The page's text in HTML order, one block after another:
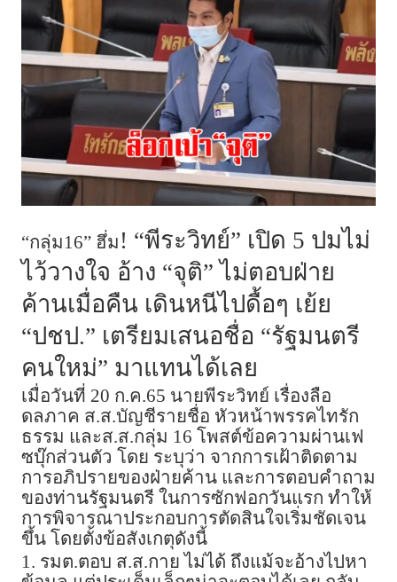
“กลุ่ม16” ฮึ่ม ! “พีระวิทย์” เปิด 5 ปมไม่
ไว้วางใจ อ้าง “จุติ” ไม่ตอบฝ่าย
ค้านเมื่อคืน เดินหนีไปดื้อๆ เย้ย
“ปชป.” เตรียมเสนอชื่อ “รัฐมนตรี
คนใหม่” มาแทนได้เลย
เมื่อวันที่ 20 ก.ค.65 นายพีระวิทย์ เรื่องลือ
ดลภาค ส.ส.บัญชีรายชื่อ หัวหน้าพรรคไทรัก
ธรรม และส.ส.กลุ่ม 16 โพสต์ข้อความผ่านเฟ
ซบุ๊กส่วนตัว โดย ระบุว่า จากการเฝ้าติดตาม
การอภิปรายของฝ่ายค้าน และการตอบคำถาม
ของท่านรัฐมนตรี ในการซักฟอกวันแรก ทำให้
การพิจารณาประกอบการตัดสินใจเริ่มชัดเจน
ขึ้น โดยตั้งข้อสังเกตุดังนี้
1. รมต.ตอบ ส.ส.กาย ไม่ได้ ถึงแม้จะอ้างไปหา